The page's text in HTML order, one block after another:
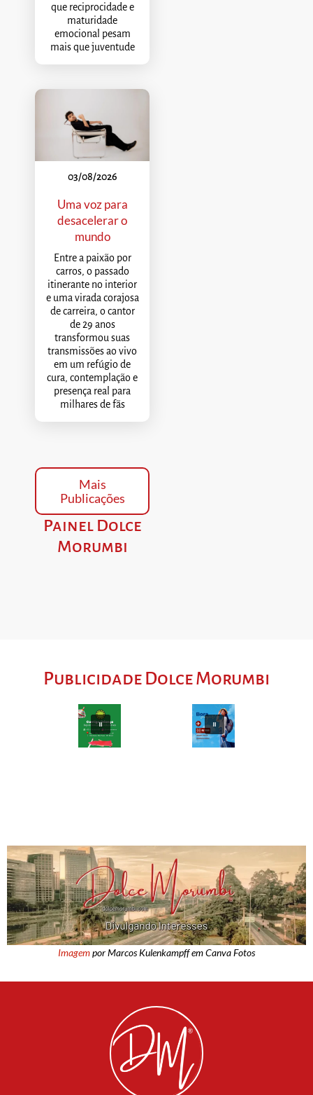
que reciprocidade e
maturidade
emocional pesam
mais que juventude
03/08/2026
Uma voz para
desacelerar o
mundo
Entre a paixão por
carros, o passado
itinerante no interior
e uma virada corajosa
de carreira, o cantor
de 29 anos
transformou suas
transmissões ao vivo
em um refúgio de
cura, contemplação e
presença real para
milhares de fãs
Mais
Publicações
Painel Dolce
Morumbi
Publicidade Dolce Morumbi
Imagempor Marcos Kulenkampff em Canva Fotos